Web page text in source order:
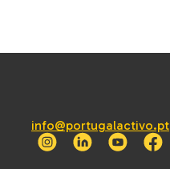
info@portugalactivo.pt